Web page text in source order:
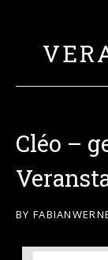
Cléo –
BY